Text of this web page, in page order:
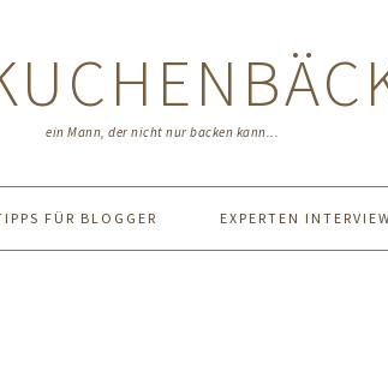
ein Mann, der nicht nur backen kann...
FÜR BLOGGER EXPERTEN